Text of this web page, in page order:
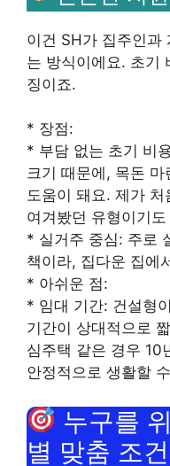
이건 SH가 집주인과
는 방식이에요. 초기
징이죠.
* 장점:
* 부담 없는 초기 비
크기 때문에, 목돈
도움이 돼요. 제가
여겨봤던 유형이기도
* 실거주 중심: 주로
책이라, 집다운 집에
* 아쉬운 점:
* 임대 기간: 건설형
기간이 상대적으로
심주택 같은 경우 10
안정적으로 생활할
누구를
별 맞춤 조